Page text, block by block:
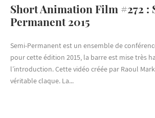
Short Animation Film #272 :
Permanent 2015
Semi-Permanent est un ensemble de
pour cette édition 2015, la barre est mise très
l’introduction. Cette vidéo créée par Raoul
véritable claque. La...